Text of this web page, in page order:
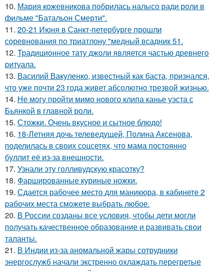
10. Мария кожевникова побрилась налысо ради роли в
фильме "Батальон Смерти".
11. 20-21 Июня в Санкт-петербурге прошли
соревнования по триатлону "медный всадник 51.
12. Традиционное тату джоли является частью древнего
ритуала.
13. Василий Вакуленко, известный как баста, признался,
что уже почти 23 года живет абсолютно трезвой жизнью.
14. Не могу пройти мимо нового клипа канье уэста с
Бьянкой в главной роли.
15. Стожки. Очень вкусное и сытное блюдо!
16. 18-Летняя дочь телеведущей, Полина Аксенова,
поделилась в своих соцсетях, что мама постоянно
буллит её из-за внешности.
17. Узнали эту голливудскую красотку?
18. Фаршированные куриные ножки.
19. Сдается рабочее место для маникюра, в кабинете 2
рабочих места сможете выбрать любое.
20. В России созданы все условия, чтобы дети могли
получать качественное образование и развивать свои
таланты.
21. В Индии из-за аномальной жары сотрудники
энергослужб начали экстренно охлаждать перегретые